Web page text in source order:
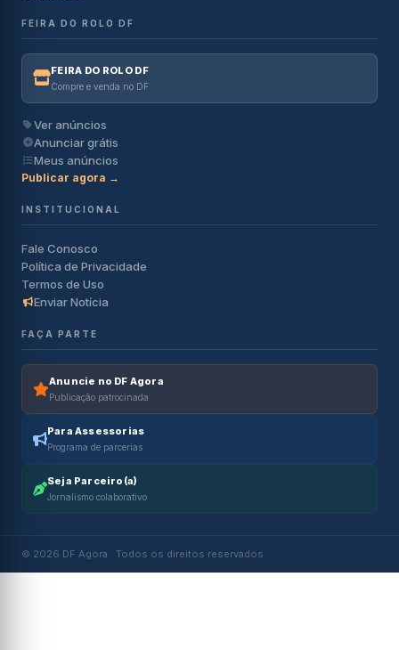
FEIRA DO ROLO DF
FEIRA DO ROLO DF
Compre e venda no DF
Ver anúncios
Anunciar grátis
Meus anúncios
Publicar agora →
INSTITUCIONAL
Fale Conosco
Política de Privacidade
Termos de Uso
Enviar Notícia
FAÇA PARTE
Anuncie no DF Agora
Publicação patrocinada
Para Assessorias
Programa de parcerias
Seja Parceiro(a)
Jornalismo colaborativo
© 2026 DF Agora · Todos os direitos reservados